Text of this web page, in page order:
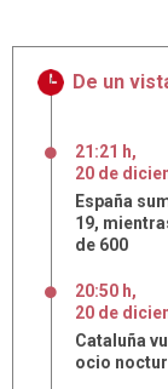
De un
21:21 h,
20 de
España
19,
de 600
20:50 h,
20 de
Cataluña
ocio